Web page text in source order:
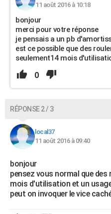
11 août 2016 à 10:18
bonjour
merci pour votre réponse
je pensais a un pb
est ce possible que des
seulement14 mois
0
RÉPONSE 2 / 3
local37
11 août 2016 à 09:40
bonjour
pensez vous normal que
mois d'utilisation et un
peut on invoquer le vice